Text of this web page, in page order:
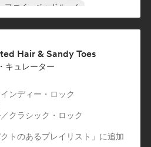
ファイ・ベッドルーム
Hair & Sandy Toes
キュレーター
インディー・ロック
クラシック・ロック
トのあるプレイリスト」に追加